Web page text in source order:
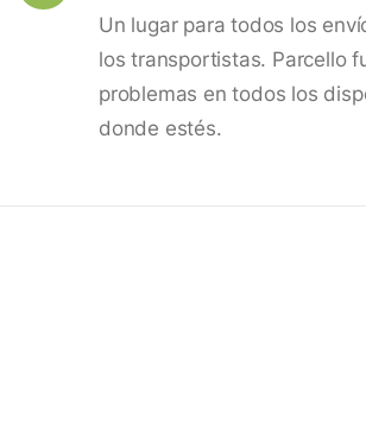
Un lugar para todos los
los transportistas. Parcello
problemas en todos los
donde estés.